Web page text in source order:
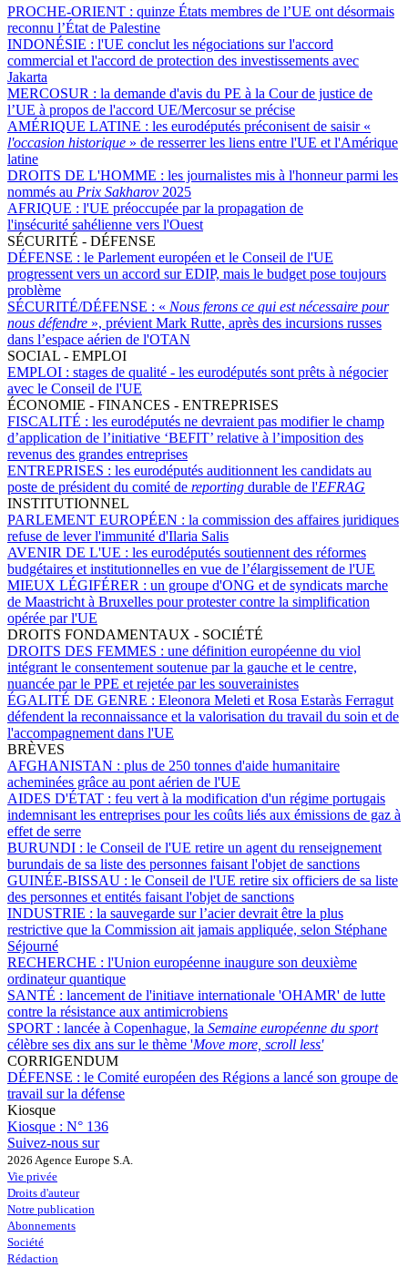
PROCHE-ORIENT : quinze États membres de l’UE ont désormais
reconnu l’État de Palestine
INDONÉSIE : l'UE conclut les négociations sur l'accord
commercial et l'accord de protection des investissements avec
Jakarta
MERCOSUR : la demande d'avis du PE à la Cour de justice de
l’UE à propos de l'accord UE/Mercosur se précise
AMÉRIQUE LATINE : les eurodéputés préconisent de saisir «
l'occasion historique » de resserrer les liens entre l'UE et l'Amérique
latine
DROITS DE L'HOMME : les journalistes mis à l'honneur parmi les
nommés au Prix Sakharov 2025
AFRIQUE : l'UE préoccupée par la propagation de
l'insécurité sahélienne vers l'Ouest
SÉCURITÉ - DÉFENSE
DÉFENSE : le Parlement européen et le Conseil de l'UE
progressent vers un accord sur EDIP, mais le budget pose toujours
problème
SÉCURITÉ/DÉFENSE : « Nous ferons ce qui est nécessaire pour
nous défendre », prévient Mark Rutte, après des incursions russes
dans l’espace aérien de l'OTAN
SOCIAL - EMPLOI
EMPLOI : stages de qualité - les eurodéputés sont prêts à négocier
avec le Conseil de l'UE
ÉCONOMIE - FINANCES - ENTREPRISES
FISCALITÉ : les eurodéputés ne devraient pas modifier le champ
d’application de l’initiative ‘BEFIT’ relative à l’imposition des
revenus des grandes entreprises
ENTREPRISES : les eurodéputés auditionnent les candidats au
poste de président du comité de reporting durable de l'EFRAG
INSTITUTIONNEL
PARLEMENT EUROPÉEN : la commission des affaires juridiques
refuse de lever l'immunité d'Ilaria Salis
AVENIR DE L'UE : les eurodéputés soutiennent des réformes
budgétaires et institutionnelles en vue de l’élargissement de l'UE
MIEUX LÉGIFÉRER : un groupe d'ONG et de syndicats marche
de Maastricht à Bruxelles pour protester contre la simplification
opérée par l'UE
DROITS FONDAMENTAUX - SOCIÉTÉ
DROITS DES FEMMES : une définition européenne du viol
intégrant le consentement soutenue par la gauche et le centre,
nuancée par le PPE et rejetée par les souverainistes
ÉGALITÉ DE GENRE : Eleonora Meleti et Rosa Estaràs Ferragut
défendent la reconnaissance et la valorisation du travail du soin et de
l'accompagnement dans l'UE
BRÈVES
AFGHANISTAN : plus de 250 tonnes d'aide humanitaire
acheminées grâce au pont aérien de l'UE
AIDES D'ÉTAT : feu vert à la modification d'un régime portugais
indemnisant les entreprises pour les coûts liés aux émissions de gaz à
effet de serre
BURUNDI : le Conseil de l'UE retire un agent du renseignement
burundais de sa liste des personnes faisant l'objet de sanctions
GUINÉE-BISSAU : le Conseil de l'UE retire six officiers de sa liste
des personnes et entités faisant l'objet de sanctions
INDUSTRIE : la sauvegarde sur l’acier devrait être la plus
restrictive que la Commission ait jamais appliquée, selon Stéphane
Séjourné
RECHERCHE : l'Union européenne inaugure son deuxième
ordinateur quantique
SANTÉ : lancement de l'initiave internationale 'OHAMR' de lutte
contre la résistance aux antimicrobiens
SPORT : lancée à Copenhague, la Semaine européenne du sport
célèbre ses dix ans sur le thème 'Move more, scroll less'
CORRIGENDUM
DÉFENSE : le Comité européen des Régions a lancé son groupe de
travail sur la défense
Kiosque
Kiosque : N° 136
Suivez-nous sur
2026 Agence Europe S.A.
Vie privée
Droits d'auteur
Notre publication
Abonnements
Société
Rédaction